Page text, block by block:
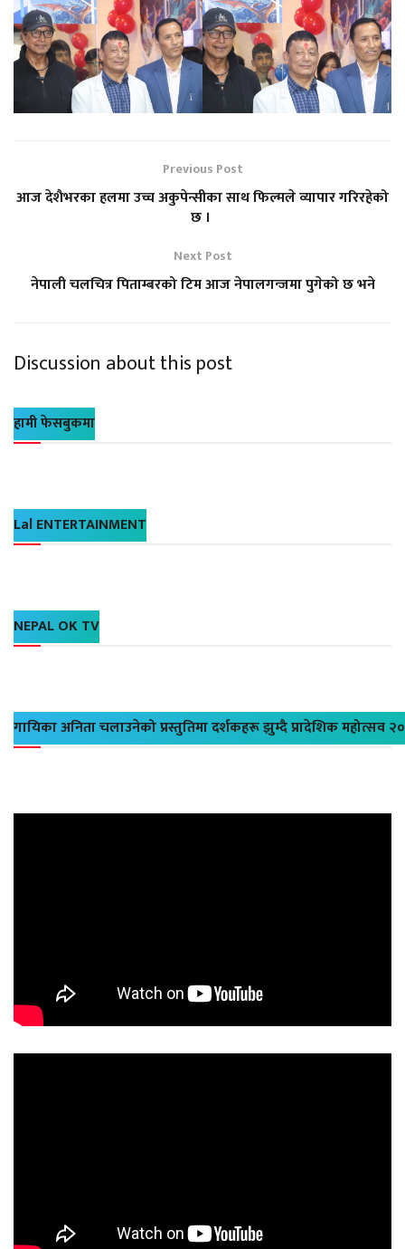
Previous Post
आज देशैभरका हलमा उच्च अकुपेन्सीका साथ फिल्मले व्यापार गरिरहेको
छ ।
Next Post
नेपाली चलचित्र पिताम्बरको टिम आज नेपालगन्जमा पुगेको छ भने
Discussion about this post
हामी फेसबुकमा
Lal ENTERTAINMENT
NEPAL OK TV
गायिका अनिता चलाउनेको प्रस्तुतिमा दर्शकहरू झुम्दै प्रादेशिक महोत्सव